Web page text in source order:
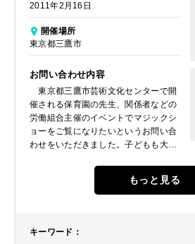
2011年2月16日
開催場所
東京都三鷹市
お問い合わせ内容
東京都三鷹市芸術文化センターで開
催される保育園の先生、関係者などの
労働組合主催のイベントでマジックシ
ョーをご覧になりたいというお問い合
わせをいただきました。子どもも大人
間を過ごせれされたいとのことでし
もっと見る
キーワード ：